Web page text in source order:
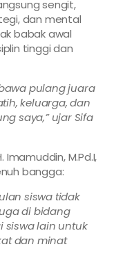
sengit,
dan mental
babak awal
tinggi dan
pulang juara
keluarga, dan
saya,” ujar Sifa
Imamuddin, M.Pd.I,
bangga:
siswa tidak
di bidang
siswa lain untuk
dan minat